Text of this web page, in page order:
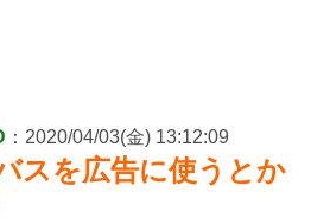
：2020/04/03(金) 13:12:09
スを広告に使うとか